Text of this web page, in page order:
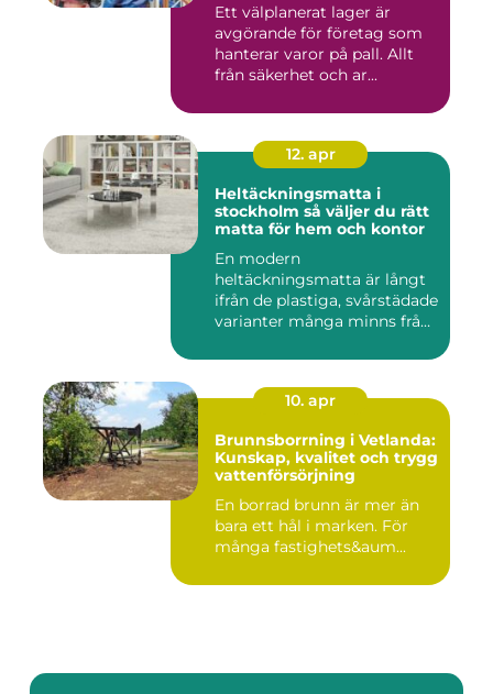
Ett välplanerat lager är
avgörande för företag som
hanterar varor på pall. Allt
från säkerhet och ar...
12. apr
Heltäckningsmatta i
stockholm så väljer du rätt
matta för hem och kontor
En modern
heltäckningsmatta är långt
ifrån de plastiga, svårstädade
varianter många minns från
10. apr
Brunnsborrning i Vetlanda:
Kunskap, kvalitet och trygg
vattenförsörjning
En borrad brunn är mer än
bara ett hål i marken. För
många fastighets&aum...